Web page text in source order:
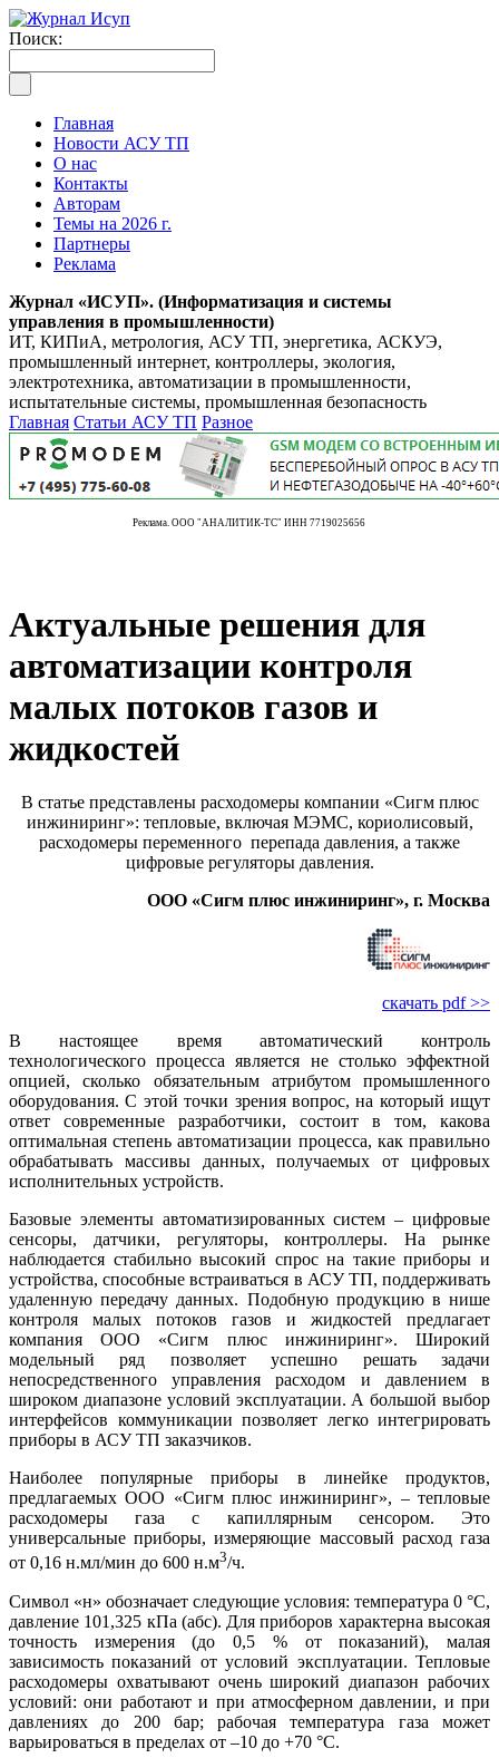
Поиск:
Главная
Новости АСУ ТП
О нас
Контакты
Авторам
Темы на 2026 г.
Партнеры
Реклама
Журнал «ИСУП». (Информатизация и системы
управления в промышленности)
ИТ, КИПиА, метрология, АСУ ТП, энергетика, АСКУЭ,
промышленный интернет, контроллеры, экология,
электротехника, автоматизации в промышленности,
испытательные системы, промышленная безопасность
Главная Статьи АСУ ТП Разное
Реклама. ООО "АНАЛИТИК-ТС" ИНН 7719025656
Актуальные решения для
автоматизации контроля
малых потоков газов и
жидкостей
В статье представлены расходомеры компании «Сигм плюс
инжиниринг»: тепловые, включая МЭМС, кориолисовый,
расходомеры переменного перепада давления, а также
цифровые регуляторы давления.
ООО «Сигм плюс инжиниринг», г. Москва
скачать pdf >>
В настоящее время автоматический контроль
технологического процесса является не столько эффектной
опцией, сколько обязательным атрибутом промышленного
оборудования. С этой точки зрения вопрос, на который ищут
ответ современные разработчики, состоит в том, какова
оптимальная степень автоматизации процесса, как правильно
обрабатывать массивы данных, получаемых от цифровых
исполнительных устройств.
Базовые элементы автоматизированных систем – цифровые
сенсоры, датчики, регуляторы, контроллеры. На рынке
наблюдается стабильно высокий спрос на такие приборы и
устройства, способные встраиваться в АСУ ТП, поддерживать
удаленную передачу данных. Подобную продукцию в ни­ше
контроля малых потоков газов и жидкостей предлагает
компания ООО «Сигм плюс инжиниринг». Широкий
модельный ряд позволяет успешно решать задачи
непосредственного управления расходом и давлением в
широком диапазоне условий эксплуатации. А большой выбор
интерфейсов коммуникации позволяет легко интегрировать
приборы в АСУ ТП заказчиков.
Наиболее популярные приборы в линейке продуктов,
предлагаемых ООО «Сигм плюс инжиниринг», – тепловые
расходомеры га­за с капиллярным сенсором. Это
универсальные приборы, измеряющие массовый расход га­за
от 0,16 н.мл/мин до 600 н.м3/ч.
Cимвол «н» обозначает следующие условия: температура 0 °C,
давление 101,325 кПа (абс). Для приборов характерна высокая
точность измерения (до 0,5 % от показаний), малая
зависимость показаний от условий эксплуатации. Тепловые
расходомеры охватывают очень широкий диапазон рабочих
условий: они работают и при атмосферном давлении, и при
давлениях до 200 бар; рабочая температура га­за может
варьироваться в пределах от –10 до +70 °C.